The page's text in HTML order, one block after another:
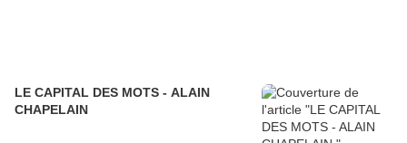
LE CAPITAL DES MOTS - ALAIN
CHAPELAIN